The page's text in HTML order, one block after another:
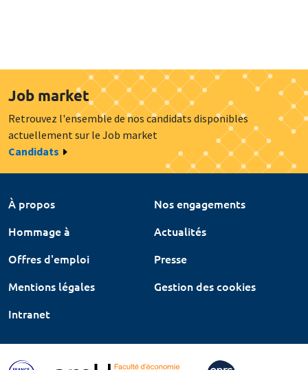
Job market
Retrouvez l'ensemble de nos candidats disponibles
actuellement sur le Job market
Candidats
À propos
Nos engagements
Hommage à
Actualités
Offres d'emploi
Presse
Mentions légales
Gestion des cookies
Intranet